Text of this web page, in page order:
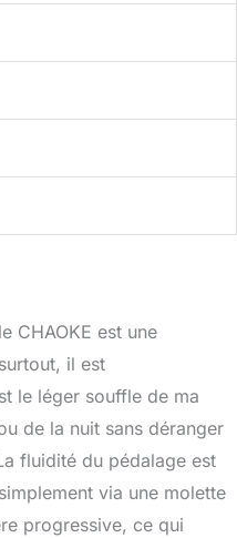
CHAOKE est une
il est
le léger souffle de ma
de la nuit sans déranger
fluidité du pédalage est
via une molette
progressive, ce qui